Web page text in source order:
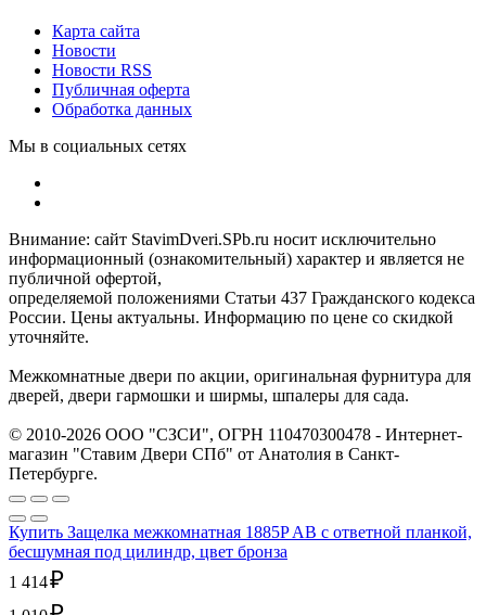
Карта сайта
Новости
Новости RSS
Публичная оферта
Обработка данных
Мы в социальных сетях
Внимание: сайт StavimDveri.SPb.ru носит исключительно
информационный (ознакомительный) характер и является не
публичной офертой,
определяемой положениями Статьи 437 Гражданского кодекса
России. Цены актуальны. Информацию по цене со скидкой
уточняйте.
Межкомнатные двери по акции, оригинальная фурнитура для
дверей, двери гармошки и ширмы, шпалеры для сада.
© 2010-2026 ООО "СЗСИ", ОГРН 110470300478 - Интернет-
магазин "Ставим Двери СПб" от Анатолия в Санкт-
Петербурге.
Купить Защелка межкомнатная 1885P AB с ответной планкой,
бесшумная под цилиндр, цвет бронза
1 414₽